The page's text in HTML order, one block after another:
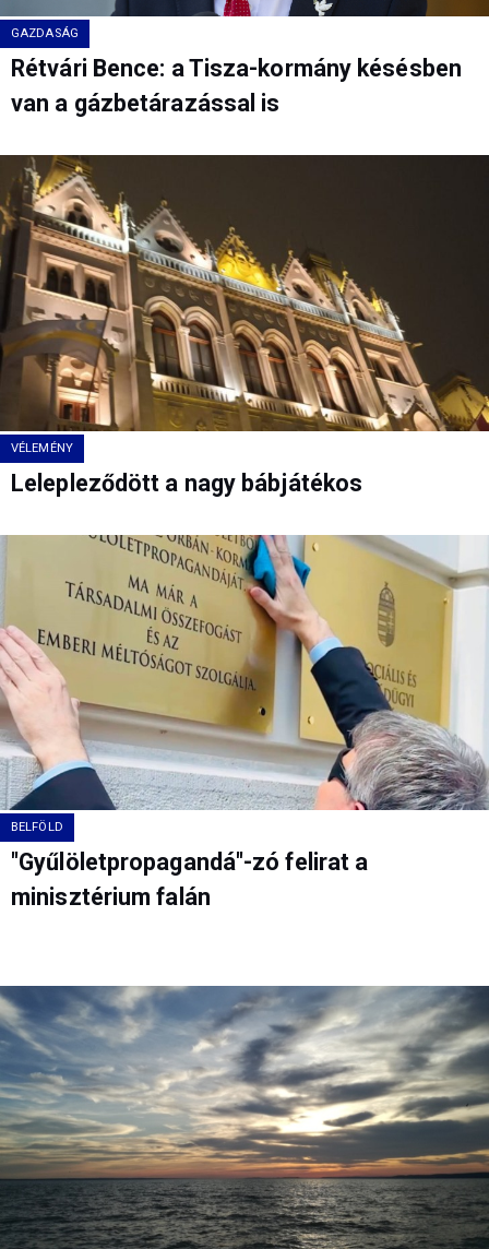
GAZDASÁG
Rétvári Bence: a Tisza-kormány késésben
van a gázbetárazással is
VÉLEMÉNY
Lelepleződött a nagy bábjátékos
BELFÖLD
"Gyűlöletpropagandá"-zó felirat a
minisztérium falán